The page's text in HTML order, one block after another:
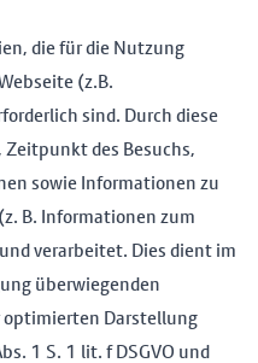
die für die Nutzung
(z.B.
sind. Durch diese
Zeitpunkt des Besuchs,
sowie Informationen zu
B. Informationen zum
verarbeitet. Dies dient im
überwiegenden
Darstellung
1 S. 1 lit. f DSGVO und